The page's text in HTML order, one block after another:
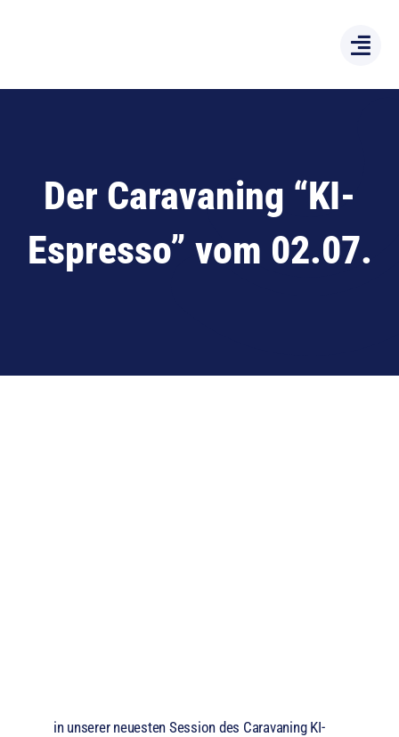
Der Caravaning “KI-
Espresso” vom 02.07.
in unserer neuesten Session des Caravaning KI-